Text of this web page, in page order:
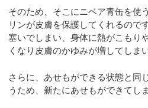
そのため、そこにニベア青缶を使
リンが皮膚を保護してくれるので
塞いでしまい、身体に熱がこもり
くなり皮膚のかゆみが増してしま
さらに、あせもができる状態と同
うため、新たにあせもができてし